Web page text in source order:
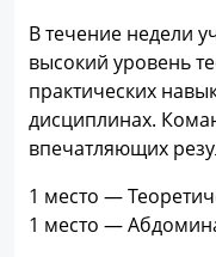
В течение недели
высокий уровень
практических
дисциплинах.
впечатляющих
1 место —
1 место —